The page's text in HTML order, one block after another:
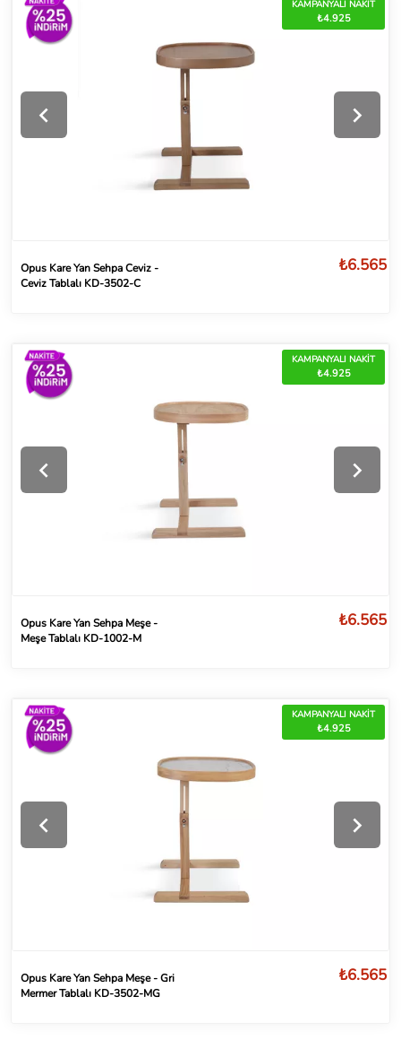
KAMPANYALI NAKİT
₺4.925
Opus Kare Yan Sehpa Ceviz -
Ceviz Tablalı KD-3502-C
₺6.565
KAMPANYALI NAKİT
₺4.925
Opus Kare Yan Sehpa Meşe -
Meşe Tablalı KD-1002-M
₺6.565
KAMPANYALI NAKİT
₺4.925
Opus Kare Yan Sehpa Meşe - Gri
Mermer Tablalı KD-3502-MG
₺6.565